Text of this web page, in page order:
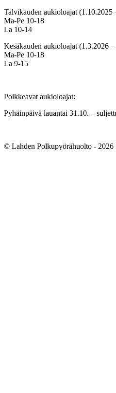
Talvikauden aukioloajat (1.10.2025
Ma-Pe 10-18
La 10-14
Kesäkauden aukioloajat (1.3.2026
Ma-Pe 10-18
La 9-15
Poikkeavat aukioloajat:
Pyhäinpäivä lauantai 31.10. –
© Lahden Polkupyörähuolto - 2026